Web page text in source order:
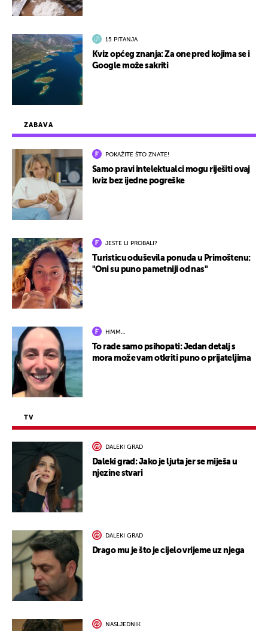
ZABAVA
POKAŽITE ŠTO ZNATE!
Samo pravi intelektualci mogu riješiti ovaj
kviz bez ijedne pogreške
JESTE LI PROBALI?
Turisticu oduševila ponuda u Primoštenu:
"Oni su puno pametniji od nas"
HMM…
To rade samo psihopati: Jedan detalj s
mora može vam otkriti puno o prijateljima
TV
DALEKI GRAD
Daleki grad: Jako je ljuta jer se miješa u
njezine stvari
DALEKI GRAD
Drago mu je što je cijelo vrijeme uz njega
NASLJEDNIK
15 PITANJA
Kviz općeg znanja: Za one pred kojima se i
Google može sakriti